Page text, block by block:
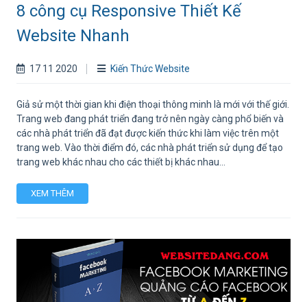
8 công cụ Responsive Thiết Kế
Website Nhanh
17 11 2020 Kiến Thức Website
Giả sử một thời gian khi điện thoại thông minh là mới với thế giới.
Trang web đang phát triển đang trở nên ngày càng phổ biến và
các nhà phát triển đã đạt được kiến thức khi làm việc trên một
trang web. Vào thời điểm đó, các nhà phát triển sử dụng để tạo
trang web khác nhau cho các thiết bị khác nhau...
XEM THÊM